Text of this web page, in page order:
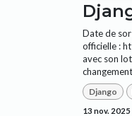
Date de
officielle :
avec son
Django
13 nov. 2025